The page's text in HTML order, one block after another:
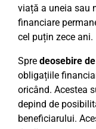
viață a uneia sau
financiare
cel puțin zece ani.
Spre deosebire
obligațiile
oricând. Acestea
depind de
beneficiarului.